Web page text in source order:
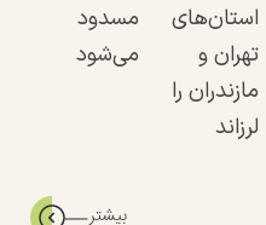
استان‌های
تهران و
مازندران را
لرزاند
مسدود
می‌شود